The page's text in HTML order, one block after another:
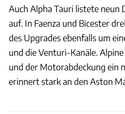
Auch Alpha Tauri listete neun
auf. In Faenza und Bicester
des Upgrades ebenfalls um
und die Venturi-Kanäle.
und der Motorabdeckung ein
erinnert stark an den Aston